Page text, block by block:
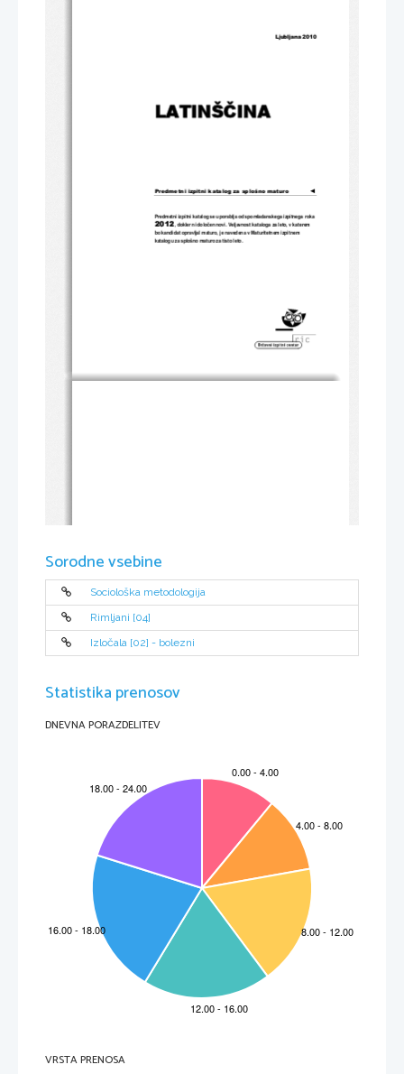
Ljubljana 2010
LATINŠČINA
Predmetni izpitni katalog za splošno maturo ◄
Predmetni izpitni katalog se uporablja od spomladanskega izpitnega roka
2012 , dokler ni določen novi. Veljavnost kataloga za leto, v katerem
bo kandidat opravljal maturo, je navedena v Maturitetnem izpitnem
katalogu za splošno maturo za tisto leto.
KAZALO
UVOD............................................................................................................5
IZPITNI CILJI ................................................................................................6
EVANJE IZPITA ........................................................7
Shema izpita..........................................................................................7
enjevanje.......................................................................8
Merila ocenjevanja izpita in posamez
nih delov.....................................9
4
IZPITNE VSEBINE
IN CILJI .......................................................................13
Jezik ....................................................................................................13
Književnost ..........................................................................................17
Kultura in civilizacija ............................................................................20
Izbor književn ih besedil .......................................................................22
PRIMERI NALOG ZA
PISNI IZPIT .............................................................23
Prevod .................................................................................................23
Jezik – obvladovanje oblik oslovja in
.....................................25
Književnost ..........................................................................................27
USTNI IZPIT ...............................................................................................29
6.1
log .......................................................................................29
7
IMI POTREBAMI ..................................................31
LITERATURA..............................................................................................32
Sorodne vsebine
Sociološka metodologija
Rimljani [04]
Izločala [02] - bolezni
Statistika prenosov
DNEVNA PORAZDELITEV
VRSTA PRENOSA